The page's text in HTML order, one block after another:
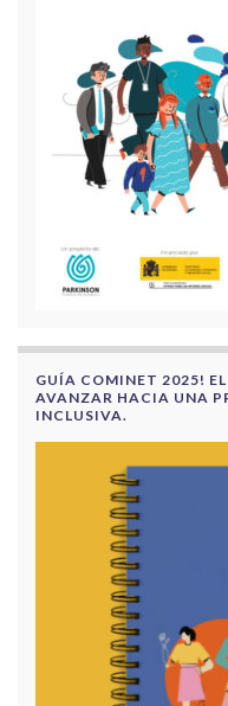
GUÍA COMINET 2025!
AVANZAR HACIA UNA
INCLUSIVA.